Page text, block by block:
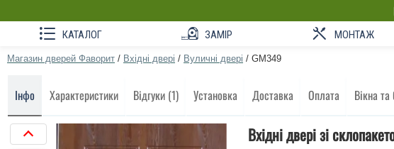
КАТАЛОГ ЗАМІР МОНТАЖ
Магазин дверей Фаворит / Вхідні двері / Вуличні двері / GM349
Інфо Характеристики Відгуки (1) Установка Доставка Оплата Вікна
Вхідні двері зі